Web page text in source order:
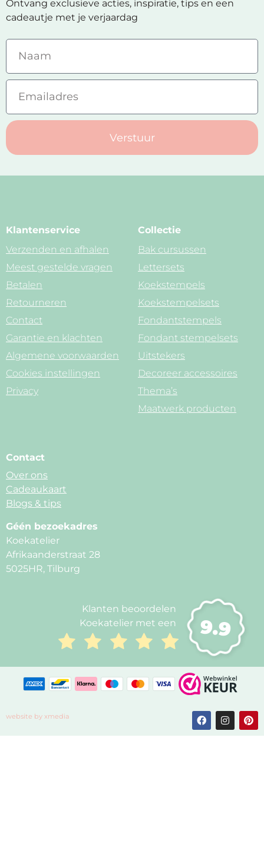
Ontvang exclusieve acties, inspiratie, tips en een
cadeautje met je verjaardag
Verstuur
Klantenservice
Verzenden en afhalen
Meest gestelde vragen
Betalen
Retourneren
Contact
Garantie en klachten
Algemene voorwaarden
Cookies instellingen
Privacy
Collectie
Bak cursussen
Lettersets
Koekstempels
Koekstempelsets
Fondantstempels
Fondant stempelsets
Uitstekers
Decoreer accessoires
Thema’s
Maatwerk producten
Contact
Over ons
Cadeaukaart
Blogs & tips
Géén bezoekadres
Koekatelier
Afrikaanderstraat 28
5025HR, Tilburg
Klanten beoordelen
Koekatelier met een
9.9
website by xmedia